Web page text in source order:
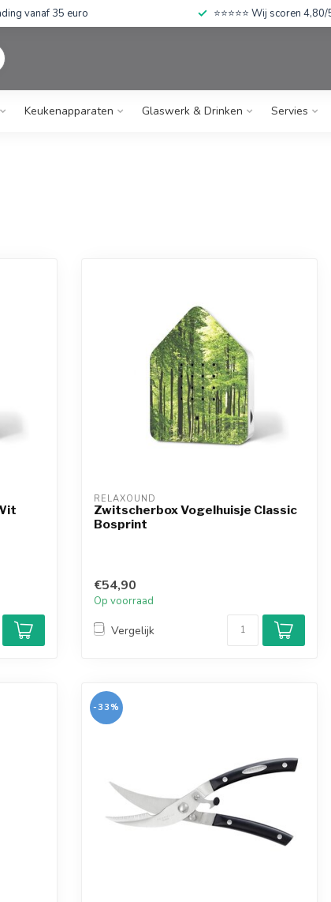
vanaf 35 euro ⭐⭐⭐⭐⭐ Wij scoren
Keukenapparaten Glaswerk & Drinken Servies
RELAXOUND
Zwitscherbox Vogelhuisje Classic
Bosprint
€54,90
Op voorraad
Vergelijk
-33%